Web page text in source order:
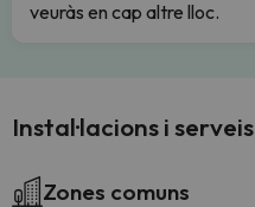
veuràs en cap altre lloc.
Instal·lacions i serveis
Zones comuns